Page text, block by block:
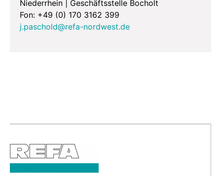
Niederrhein | Geschäftsstelle Bocholt
Fon: +49 (0) 170 3162 399
j.paschold@refa-nordwest.de